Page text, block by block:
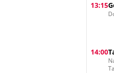
13:15
14:00